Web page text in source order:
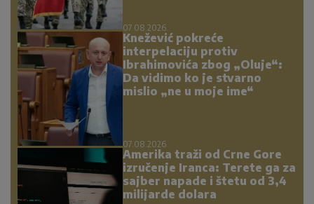
07.08.2026.
Knežević pokreće
interpelaciju protiv
Ibrahimovića zbog „Oluje“:
Da vidimo ko je stvarno
mislio „ne u moje ime“
07.08.2026.
Amerika traži od Crne Gore
izručenje Iranca: Terete ga za
sajber napade i štetu od 3,4
milijarde dolara